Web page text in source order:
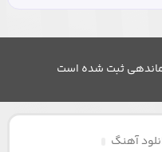
ثبت شده است
آهنگ